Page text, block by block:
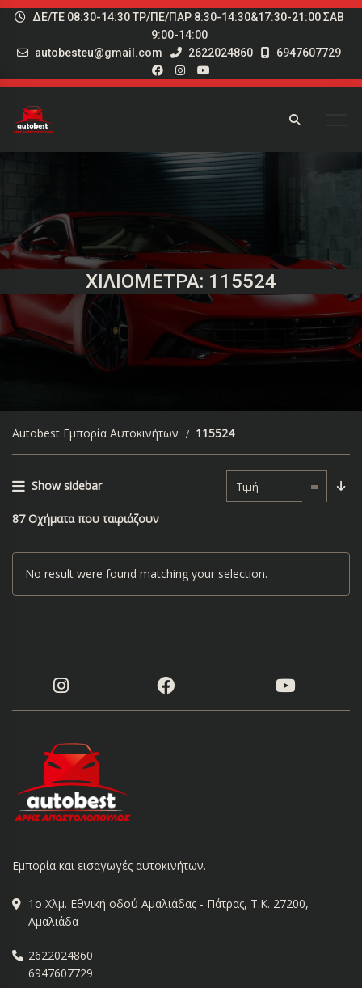
ΔΕ/ΤΕ 08:30-14:30 ΤΡ/ΠΕ/ΠΑΡ 8:30-14:30&17:30-21:00 ΣΑΒ
9:00-14:00
autobesteu@gmail.com
2622024860 6947607729
ΧΙΛΙΌΜΕΤΡΑ: 115524
Autobest Εμπορία Αυτοκινήτων 115524
Show sidebar Τιμή
87 Οχήματα που ταιριάζουν
No result were found matching your selection.
Εμπορία και εισαγωγές αυτοκινήτων.
1ο Χλμ. Εθνική οδού Αμαλιάδας - Πάτρας, Τ.Κ. 27200,
Αμαλιάδα
2622024860
6947607729